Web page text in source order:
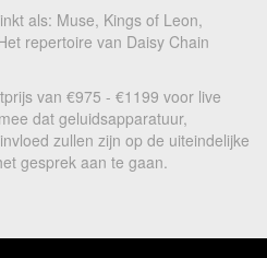
als: Muse, Kings of Leon,
repertoire van Daisy Chain
van €975 - €1199 voor live
dat geluidsapparatuur,
zullen zijn op de uiteindelijke
gesprek aan te gaan.